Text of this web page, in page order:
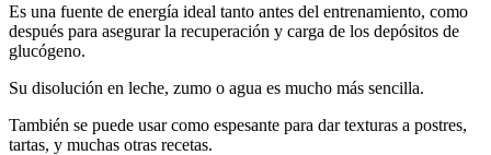
Es una fuente de energía ideal tanto antes del entrenamiento, como
después para asegurar la recuperación y carga de los depósitos de
glucógeno.
Su disolución en leche, zumo o agua es mucho más sencilla.
También se puede usar como espesante para dar texturas a postres,
tartas, y muchas otras recetas.